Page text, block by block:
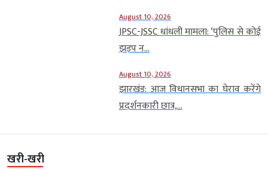
August 10, 2026
JPSC-JSSC धांधली मामला: ‘पुलिस से कोई
झड़प न...
August 10, 2026
झारखंड: आज विधानसभा का घेराव करेंगे
प्रदर्शनकारी छात्र,...
खरी-खरी